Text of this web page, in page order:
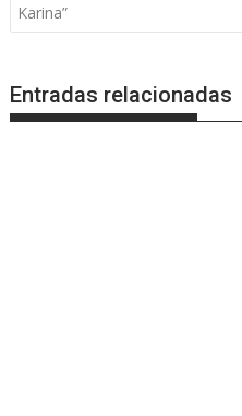
Karina”
Entradas relacionadas